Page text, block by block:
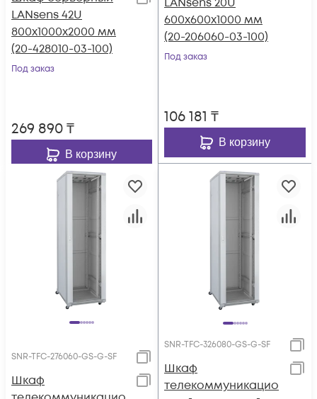
LANsens 42U
800x1000x2000 мм
(20-428010-03-100)
Под заказ
269 890₸
В корзину
600x600x1000 мм
(20-206060-03-100)
Под заказ
106 181 ₸
В корзину
SNR-TFC-276060-GS-G-SF
Шкаф
SNR-TFC-326080-GS-G-SF
Шкаф
телекоммуникацио